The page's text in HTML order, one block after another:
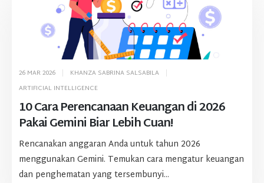
10 Cara Perencanaan Keuangan di 2026
Pakai Gemini Biar Lebih Cuan!
26 MAR 2026
KHANZA SABRINA SALSABILA
ARTIFICIAL INTELLIGENCE
Rencanakan anggaran Anda untuk tahun 2026
menggunakan Gemini. Temukan cara mengatur keuangan
dan penghematan yang tersembunyi...